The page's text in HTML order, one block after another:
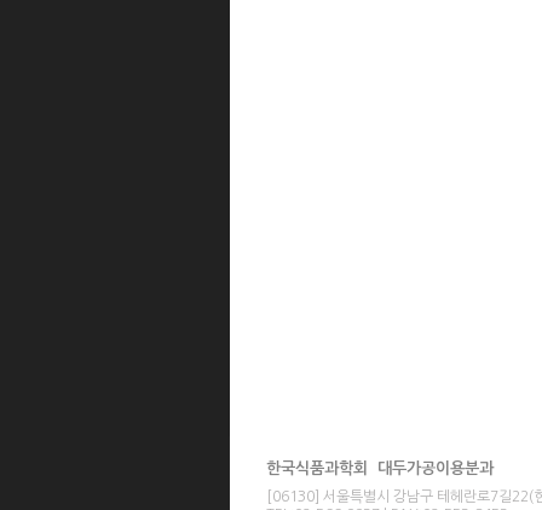
한국식품과학회 대두가공이용분과
[06130] 서울특별시 강남구 테헤란로7길22(